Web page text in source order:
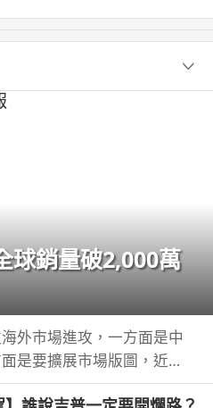
蹦 ...
球銷量破2,000萬
外市場進攻，一方面是中
是要擴展市場版圖，近日
2,000萬輛，也是第一家